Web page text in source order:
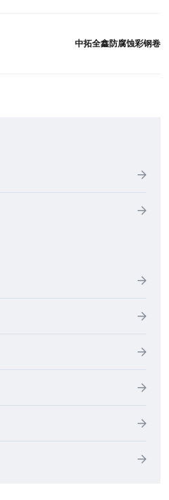
中拓全鑫防腐蚀彩钢卷